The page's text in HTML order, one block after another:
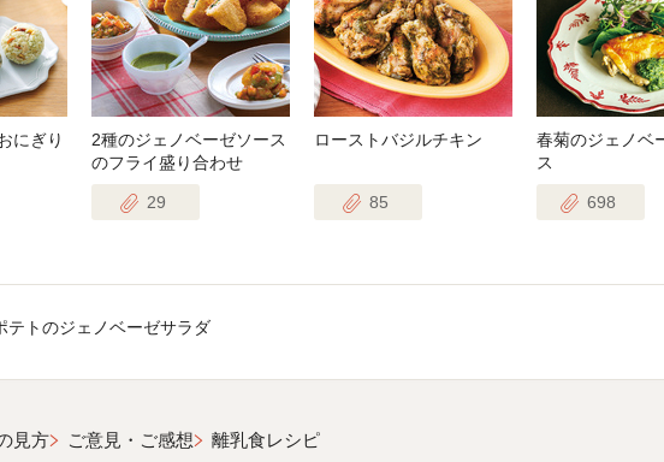
にぎり
2種のジェノベーゼソース
のフライ盛り合わせ
29
ローストバジルチキン
85
春菊のジェノベ
ス
698
テトのジェノベーゼサラダ
見方 ご意見・ご感想 離乳食レシピ